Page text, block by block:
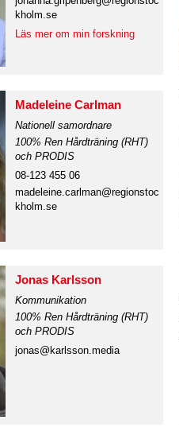
kholm.se
Läs mer om min forskning
Madeleine Carlman
Nationell samordnare
100% Ren Hårdträning (RHT)
och PRODIS
08-123 455 06
madeleine.carlman@regionstoc
kholm.se
Jonas Karlsson
Kommunikation
100% Ren Hårdträning (RHT)
och PRODIS
jonas@karlsson.media